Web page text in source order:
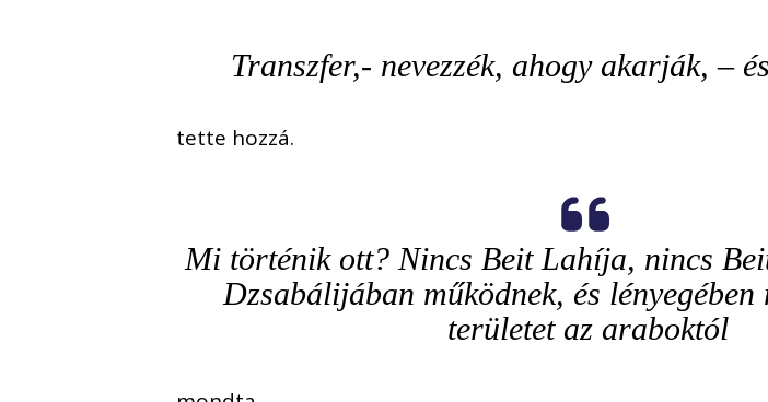
Transzfer,- nevezzék, ahogy akarják, –
tette hozzá.
Mi történik ott? Nincs Beit Lahíja, nincs
Dzsabálijában működnek, és
területet az araboktól